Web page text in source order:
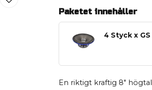
Paketet innehåller
4 Styck x
En riktigt kraftig 8"